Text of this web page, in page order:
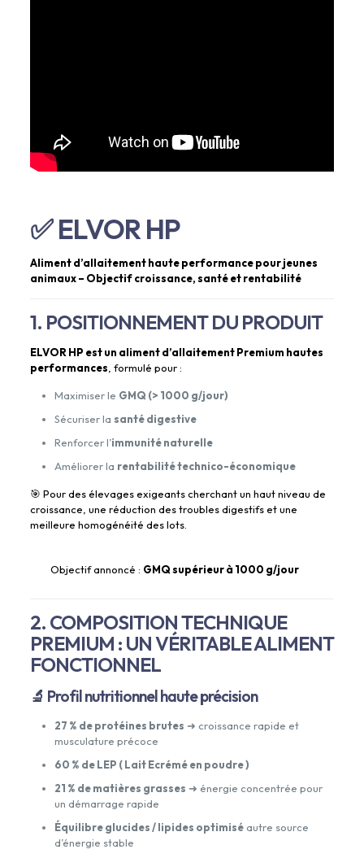
✅ ELVOR HP
Aliment d’allaitement haute performance pour jeunes
animaux – Objectif croissance, santé et rentabilité
1. POSITIONNEMENT DU PRODUIT
ELVOR HP est un aliment d’allaitement Premium hautes
performances , formulé pour :
Maximiser le GMQ (> 1000 g/jour)
Sécuriser la santé digestive
Renforcer l’immunité naturelle
Améliorer la rentabilité technico-économique
🎯 Pour des élevages exigeants cherchant un haut niveau de
croissance, une réduction des troubles digestifs et une
meilleure homogénéité des lots.
Objectif annoncé : GMQ supérieur à 1000 g/jour
2. COMPOSITION TECHNIQUE
PREMIUM : UN VÉRITABLE ALIMENT
FONCTIONNEL
🔬 Profil nutritionnel haute précision
27 % de protéines brutes ➜ croissance rapide et
musculature précoce
60 % de LEP ( Lait Ecrémé en poudre )
21 % de matières grasses ➜ énergie concentrée pour
un démarrage rapide
Équilibre glucides / lipides optimiséautre source
d’énergie stable